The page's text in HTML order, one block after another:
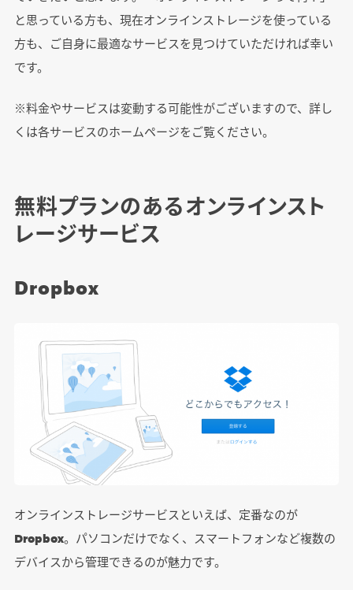
と思っている方も、現在オンラインストレージを使っている
方も、ご自身に最適なサービスを見つけていただければ幸い
です。
※料金やサービスは変動する可能性がございますので、詳し
くは各サービスのホームページをご覧ください。
無料プランのあるオンラインスト
レージサービス
Dropbox
オンラインストレージサービスといえば、定番なのが
Dropbox。パソコンだけでなく、スマートフォンなど複数の
デバイスから管理できるのが魅力です。